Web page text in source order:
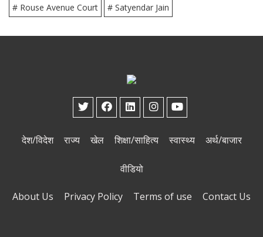
# Rouse Avenue Court
# Satyendar Jain
देश/विदेश राज्य खेल शिक्षा/साहित्य स्वास्थ्य अर्थ/बाजार
वीडियो
About Us Privacy Policy Terms of use Contact Us